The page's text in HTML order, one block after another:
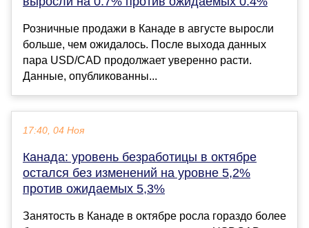
Розничные продажи в Канаде в августе выросли
больше, чем ожидалось. После выхода данных
пара USD/CAD продолжает уверенно расти.
Данные, опубликованны...
17:40, 04 Ноя
Канада: уровень безработицы в октябре
остался без изменений на уровне 5,2%
против ожидаемых 5,3%
Занятость в Канаде в октябре росла гораздо более